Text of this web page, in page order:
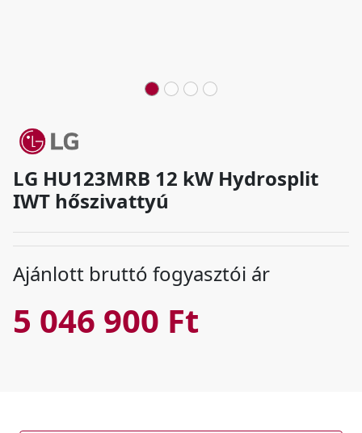
LG HU123MRB 12 kW Hydrosplit
IWT hőszivattyú
Ajánlott bruttó fogyasztói ár
5 046 900 Ft